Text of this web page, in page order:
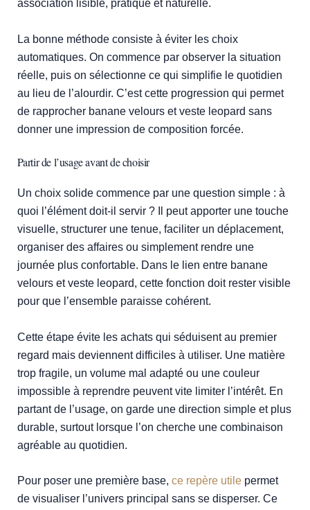
association lisible, pratique et naturelle.
La bonne méthode consiste à éviter les choix
automatiques. On commence par observer la situation
réelle, puis on sélectionne ce qui simplifie le quotidien
au lieu de l’alourdir. C’est cette progression qui permet
de rapprocher banane velours et veste leopard sans
donner une impression de composition forcée.
Partir de l’usage avant de choisir
Un choix solide commence par une question simple : à
quoi l’élément doit-il servir ? Il peut apporter une touche
visuelle, structurer une tenue, faciliter un déplacement,
organiser des affaires ou simplement rendre une
journée plus confortable. Dans le lien entre banane
velours et veste leopard, cette fonction doit rester visible
pour que l’ensemble paraisse cohérent.
Cette étape évite les achats qui séduisent au premier
regard mais deviennent difficiles à utiliser. Une matière
trop fragile, un volume mal adapté ou une couleur
impossible à reprendre peuvent vite limiter l’intérêt. En
partant de l’usage, on garde une direction simple et plus
durable, surtout lorsque l’on cherche une combinaison
agréable au quotidien.
Pour poser une première base, ce repère utilepermet
de visualiser l’univers principal sans se disperser. Ce